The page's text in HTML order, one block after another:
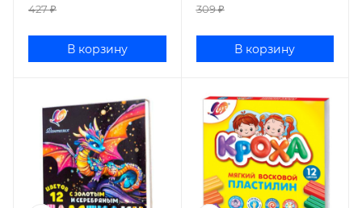
427₽
В корзину
309₽
В корзину